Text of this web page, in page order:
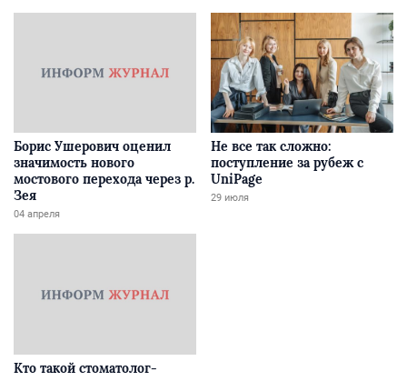
Борис Ушерович оценил
значимость нового
мостового перехода через р.
Зея
04 апреля
Не все так сложно:
поступление за рубеж с
UniPage
29 июля
Кто такой стоматолог-